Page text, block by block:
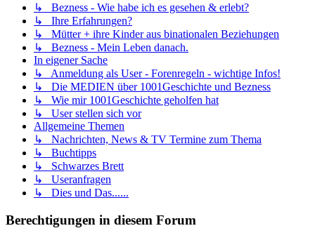
↳ Bezness - Wie habe ich es gesehen & erlebt?
↳ Ihre Erfahrungen?
↳ Mütter + ihre Kinder aus binationalen Beziehungen
↳ Bezness - Mein Leben danach.
In eigener Sache
↳ Anmeldung als User - Forenregeln - wichtige Infos!
↳ Die MEDIEN über 1001Geschichte und Bezness
↳ Wie mir 1001Geschichte geholfen hat
↳ User stellen sich vor
Allgemeine Themen
↳ Nachrichten, News & TV Termine zum Thema
↳ Buchtipps
↳ Schwarzes Brett
↳ Useranfragen
↳ Dies und Das......
Berechtigungen in diesem Forum